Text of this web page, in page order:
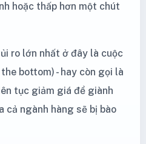
hoặc thấp hơn một chút
ro lớn nhất ở đây là cuộc
bottom) - hay còn gọi là
tục giảm giá để giành
cả ngành hàng sẽ bị bào